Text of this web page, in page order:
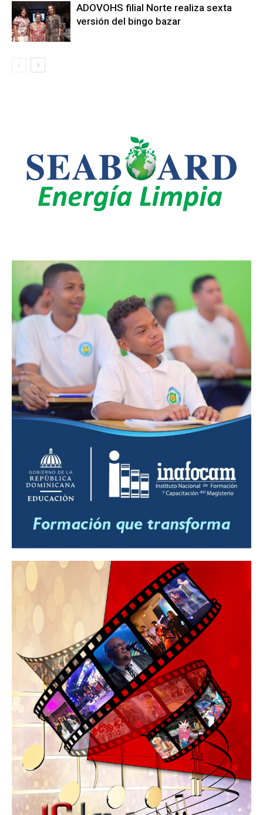
ADOVOHS filial Norte realiza sexta
versión del bingo bazar